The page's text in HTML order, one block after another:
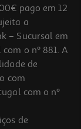
pago em 12
a
– Sucursal em
o nº 881. A
de
com
com o nº
de